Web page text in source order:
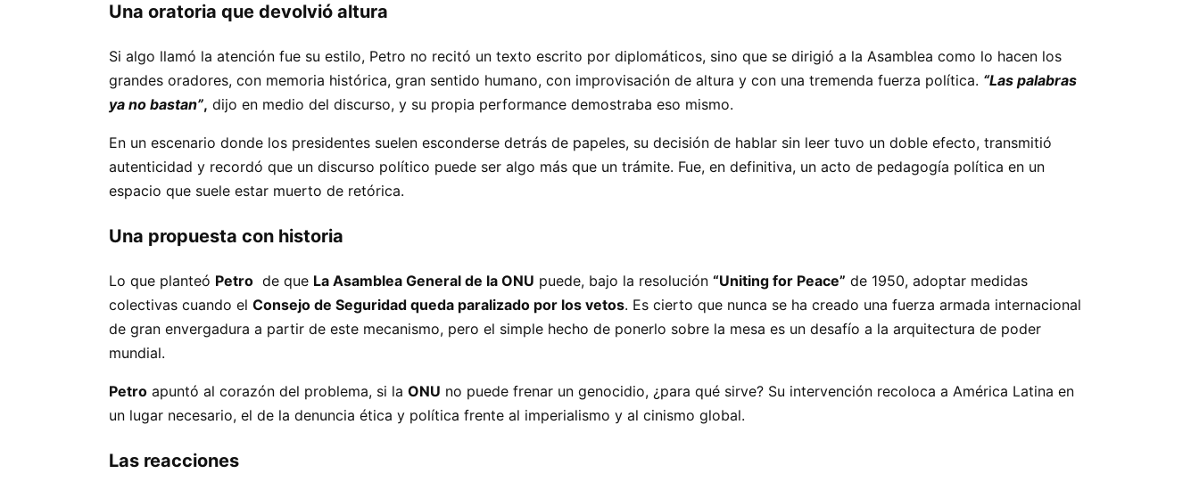
Una oratoria que devolvió altura
Si algo llamó la atención fue su estilo, Petro no recitó un texto escrito por diplomáticos, sino que se dirigió a la Asamblea como lo hacen los
grandes oradores, con memoria histórica, gran sentido humano, con improvisación de altura y con una tremenda fuerza política. “Las palabras
ya no bastan”, dijo en medio del discurso, y su propia performance demostraba eso mismo.
En un escenario donde los presidentes suelen esconderse detrás de papeles, su decisión de hablar sin leer tuvo un doble efecto, transmitió
autenticidad y recordó que un discurso político puede ser algo más que un trámite. Fue, en definitiva, un acto de pedagogía política en un
espacio que suele estar muerto de retórica.
Una propuesta con historia
Lo que planteó Petro de que La Asamblea General de la ONU puede, bajo la resolución “Uniting for Peace” de 1950, adoptar medidas
colectivas cuando el Consejo de Seguridad queda paralizado por los vetos. Es cierto que nunca se ha creado una fuerza armada internacional
de gran envergadura a partir de este mecanismo, pero el simple hecho de ponerlo sobre la mesa es un desafío a la arquitectura de poder
mundial.
Petro apuntó al corazón del problema, si la ONU no puede frenar un genocidio, ¿para qué sirve? Su intervención recoloca a América Latina en
un lugar necesario, el de la denuncia ética y política frente al imperialismo y al cinismo global.
Las reacciones